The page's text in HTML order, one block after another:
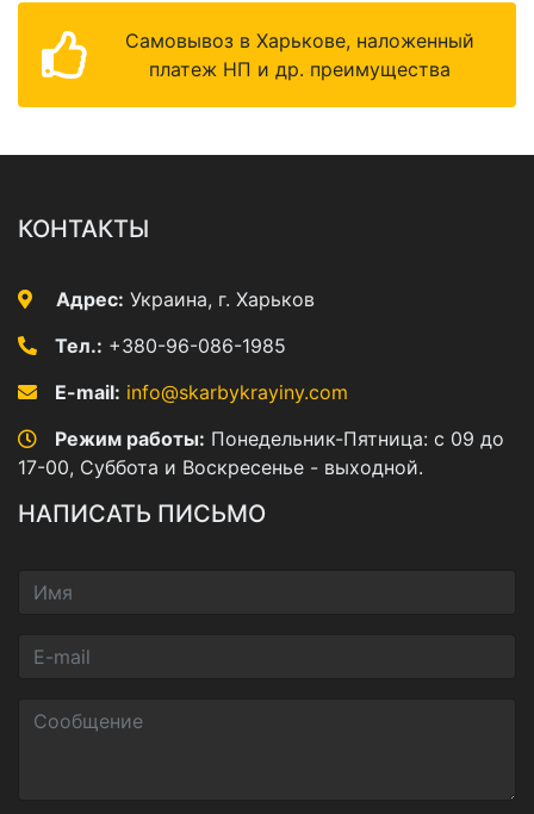
Самовывоз в Харькове, наложенный
платеж НП и др. преимущества
КОНТАКТЫ
Адрес: Украина, г. Харьков
Тел.: +380-96-086-1985
E-mail: info@skarbykrayiny.com
Режим работы: Понедельник-Пятница: с 09 до
17-00, Суббота и Воскресенье - выходной.
НАПИСАТЬ ПИСЬМО